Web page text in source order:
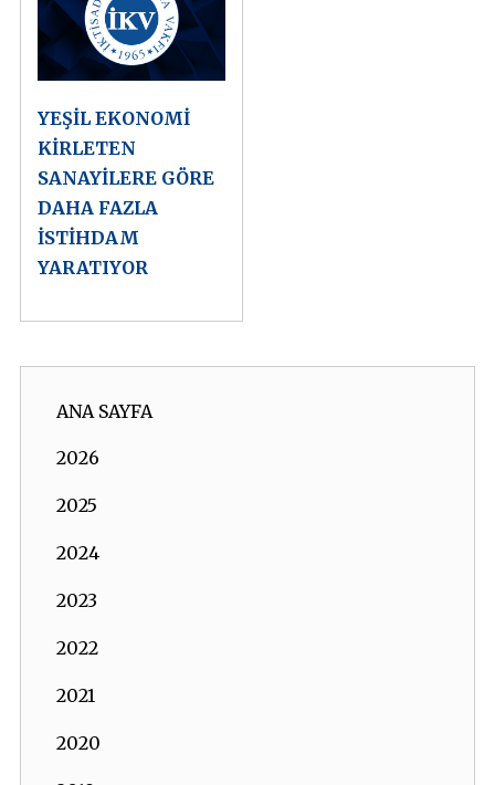
YEŞİL EKONOMİ
KİRLETEN
SANAYİLERE GÖRE
DAHA FAZLA
İSTİHDAM
YARATIYOR
ANA SAYFA
2026
2025
2024
2023
2022
2021
2020